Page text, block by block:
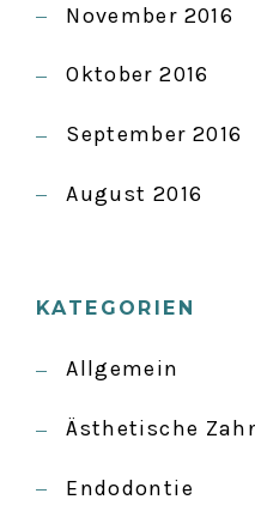
November 2016
Oktober 2016
September 2016
August 2016
KATEGORIEN
Allgemein
Ästhetische
Endodontie